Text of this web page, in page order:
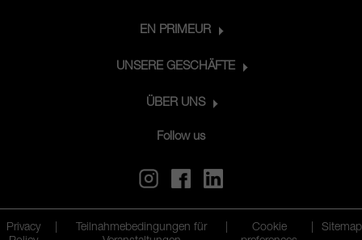
EN PRIMEUR
UNSERE GESCHÄFTE
ÜBER UNS
Follow us
Privacy
Teilnahmebedingungen für
Cookie
Sitemap